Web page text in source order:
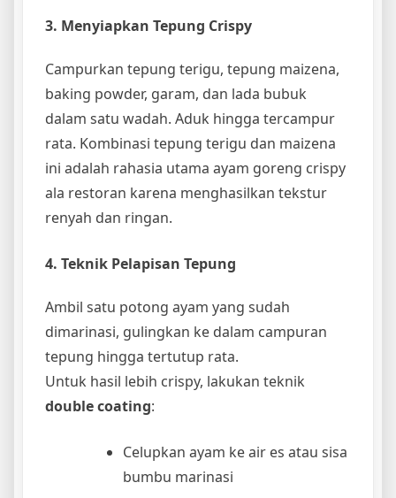
3. Menyiapkan Tepung Crispy
Campurkan tepung terigu, tepung maizena,
baking powder, garam, dan lada bubuk
dalam satu wadah. Aduk hingga tercampur
rata. Kombinasi tepung terigu dan maizena
ini adalah rahasia utama ayam goreng crispy
ala restoran karena menghasilkan tekstur
renyah dan ringan.
4. Teknik Pelapisan Tepung
Ambil satu potong ayam yang sudah
dimarinasi, gulingkan ke dalam campuran
tepung hingga tertutup rata.
Untuk hasil lebih crispy, lakukan teknik
double coating:
Celupkan ayam ke air es atau sisa
bumbu marinasi